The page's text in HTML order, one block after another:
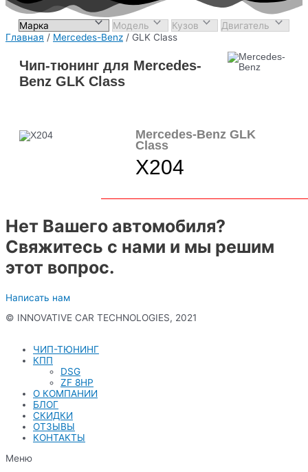
Главная / Mercedes-Benz / GLK Class
Чип-тюнинг для Mercedes-
Benz GLK Class
Mercedes-Benz GLK
Class
X204
Нет Вашего автомобиля?
Свяжитесь с нами и мы решим
этот вопрос.
Написать нам
© INNOVATIVE CAR TECHNOLOGIES, 2021
ЧИП-ТЮНИНГ
КПП
DSG
ZF 8HP
О КОМПАНИИ
БЛОГ
СКИДКИ
ОТЗЫВЫ
КОНТАКТЫ
Меню